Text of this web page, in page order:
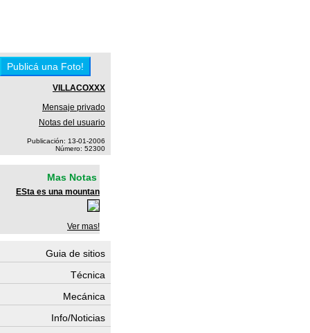
VILLACOXXX
Mensaje privado
Notas del usuario
Publicación: 13-01-2006
Número: 52300
Mas Notas
ESta es una mountan
Ver mas!
Guia de sitios
Técnica
Mecánica
Info/Noticias